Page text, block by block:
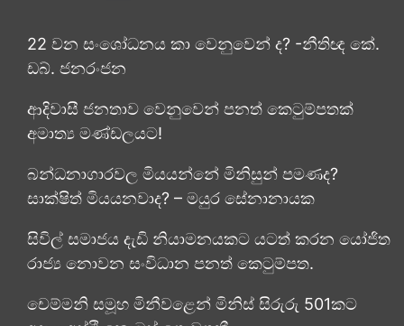
22 වන සංශෝධනය කා වෙනුවෙන් ද? -නීතිඥ කේ.
ඩබ්. ජනරංජන
ආදිවාසී ජනතාව වෙනුවෙන් පනත් කෙටුම්පතක්
අමාත්‍ය මණ්ඩලයට!
බන්ධනාගාරවල මියයන්නේ මිනිසුන් පමණද?
සාක්ෂිත් මියයනවාද? – මයුර සේනානායක
සිවිල් සමාජය දැඩි නියාමනයකට යටත් කරන යෝජිත
රාජ්‍ය නොවන සංවිධාන පනත් කෙටුම්පත.
චෙම්මනි සමූහ මිනීවළෙන් මිනිස් සිරුරු 501කට